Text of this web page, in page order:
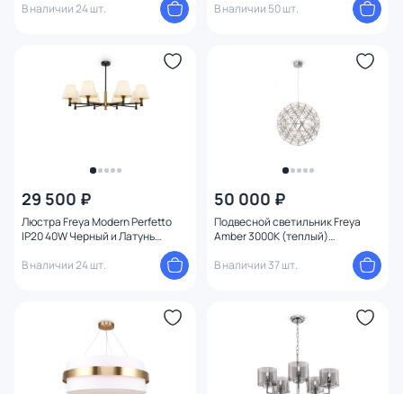
В наличии 24 шт.
В наличии 50 шт.
29 500 ₽
Люстра Freya Modern Perfetto
IP20 40W Черный и Латунь
В наличии 24 шт.
50 000 ₽
Подвесной светильник Freya
Amber 3000К (теплый)
В наличии 37 шт.